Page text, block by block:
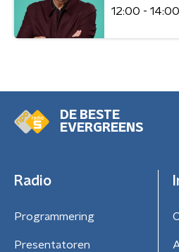
12:00 - 14:00
DE BESTE
EVERGREENS
Radio
Programmering
Presentatoren